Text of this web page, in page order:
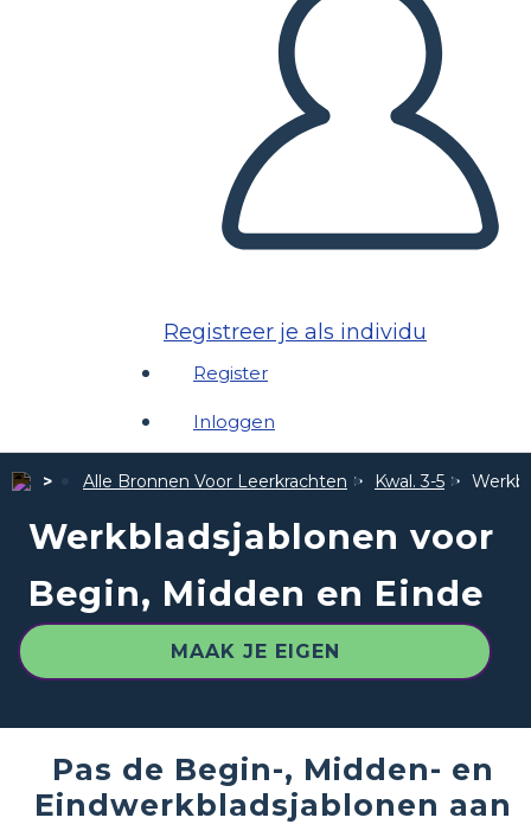
Registreer je als individu
Register
Inloggen
Alle Bronnen Voor Leerkrachten Kwal. 3-5
Werkbladsjablonen voor
Begin, Midden en Einde
MAAK JE EIGEN
Pas de Begin-, Midden- en
Eindwerkbladsjablonen aan